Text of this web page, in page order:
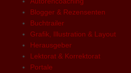
Blogger & Rezensenten
Buchtrailer
Grafik, Illustration & Layout
Herausgeber
Lektorat & Korrektorat
Portale